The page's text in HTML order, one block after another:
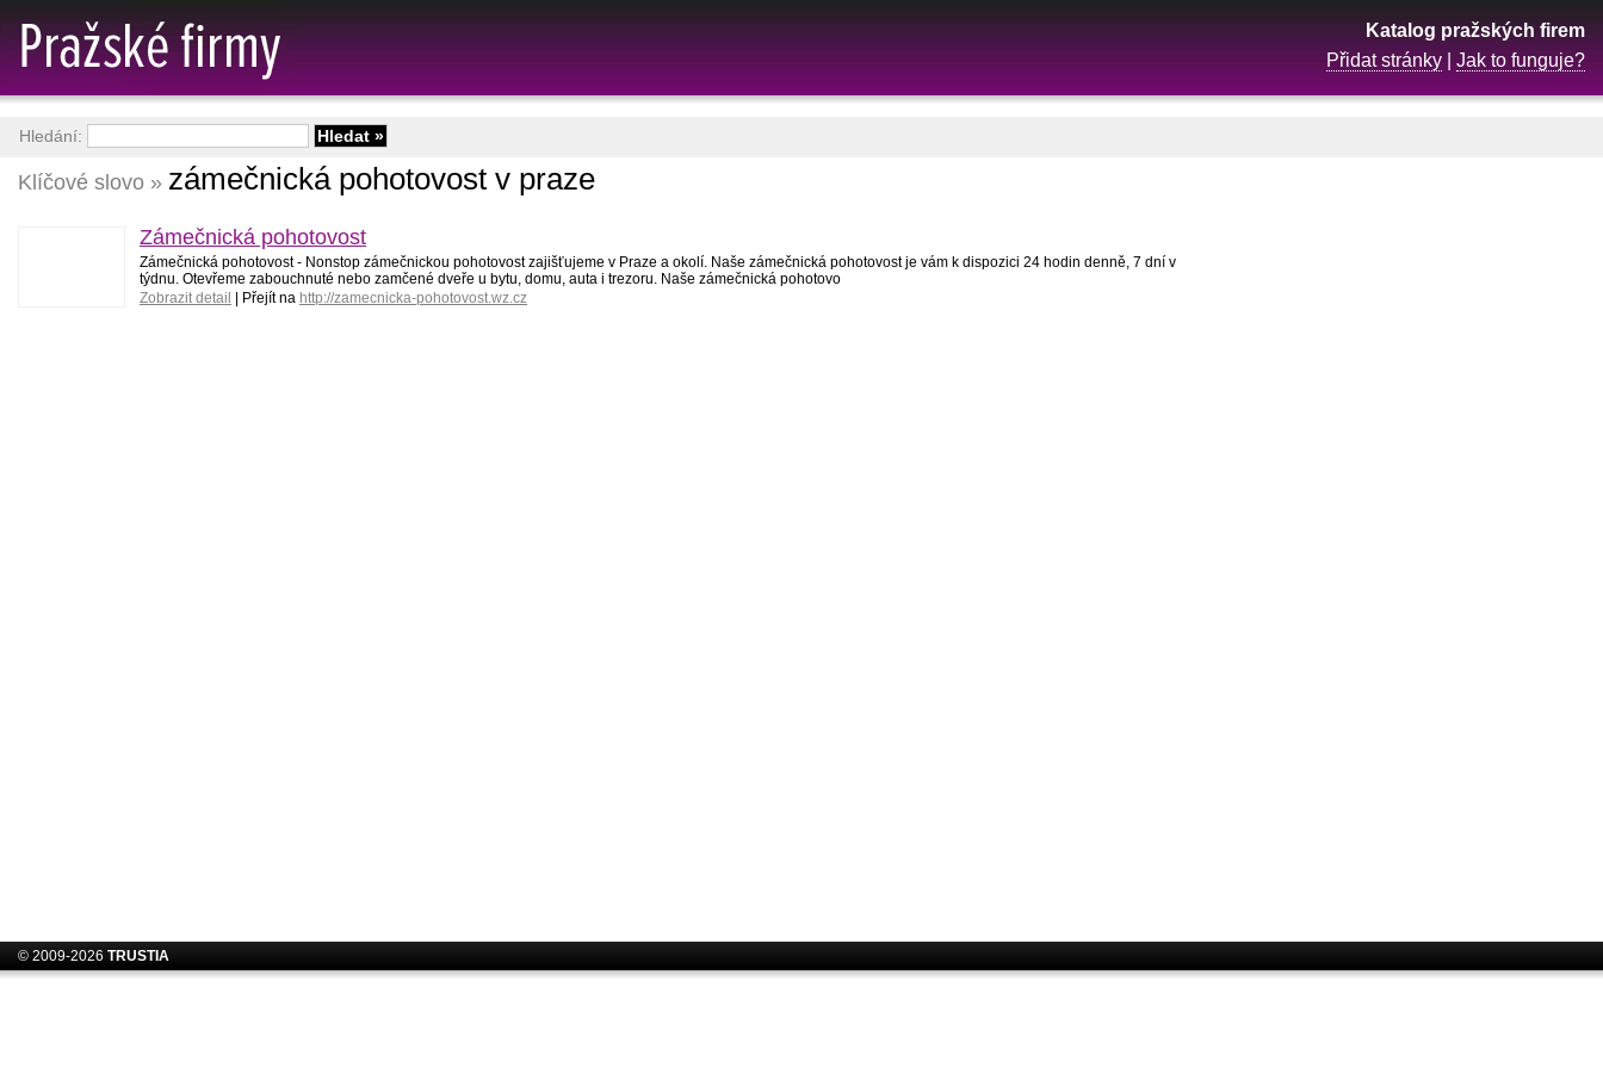
Klíčové slovo » zámečnická pohotovost v praze
Zámečnická pohotovost
Zámečnická pohotovost - Nonstop zámečnickou pohotovost zajišťujeme v Praze a okolí. Naše zámečnická pohotovost je vám k dispozici 24 hodin denně, 7 dní v
týdnu. Otevřeme zabouchnuté nebo zamčené dveře u bytu, domu, auta i trezoru. Naše zámečnická pohotovo
Zobrazit detail
| Přejít na http://zamecnicka-pohotovost.wz.cz
Katalog pražských firem
Přidat stránky
Jak to funguje?
Hledání:
© 2009-2026 TRUSTIA